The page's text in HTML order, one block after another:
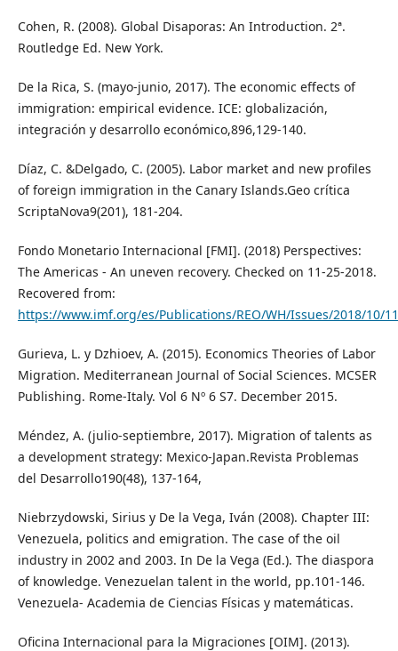
Cohen, R. (2008). Global Disaporas: An Introduction. 2ª.
Routledge Ed. New York.
De la Rica, S. (mayo-junio, 2017). The economic effects of
immigration: empirical evidence. ICE: globalización,
integración y desarrollo económico,896,129-140.
Díaz, C. &Delgado, C. (2005). Labor market and new profiles
of foreign immigration in the Canary Islands.Geo crítica
ScriptaNova9(201), 181-204.
Fondo Monetario Internacional [FMI]. (2018) Perspectives:
The Americas - An uneven recovery. Checked on 11-25-2018.
Recovered from:
https://www.imf.org/es/Publications/REO/WH/Issues/2018/10/
Gurieva, L. y Dzhioev, A. (2015). Economics Theories of Labor
Migration. Mediterranean Journal of Social Sciences. MCSER
Publishing. Rome-Italy. Vol 6 Nº 6 S7. December 2015.
Méndez, A. (julio-septiembre, 2017). Migration of talents as
a development strategy: Mexico-Japan.Revista Problemas
del Desarrollo190(48), 137-164,
Niebrzydowski, Sirius y De la Vega, Iván (2008). Chapter III:
Venezuela, politics and emigration. The case of the oil
industry in 2002 and 2003. In De la Vega (Ed.). The diaspora
of knowledge. Venezuelan talent in the world, pp.101-146.
Venezuela- Academia de Ciencias Físicas y matemáticas.
Oficina Internacional para la Migraciones [OIM]. (2013).